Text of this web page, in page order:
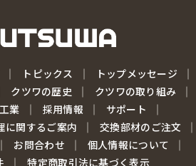
トピックス
トップメッセージ
クツワの歴史
クツワの取り組み
業
採用情報
サポート
に関するご案内
交換部材のご注文
お問合わせ
個人情報について
特定商取引法に基づく表示